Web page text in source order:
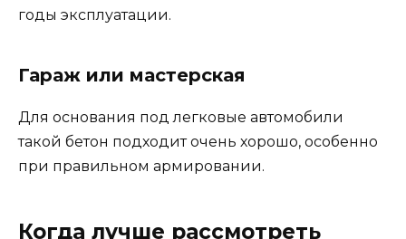
годы эксплуатации.
Гараж или мастерская
Для основания под легковые автомобили
такой бетон подходит очень хорошо, особенно
при правильном армировании.
Когда лучше рассмотреть